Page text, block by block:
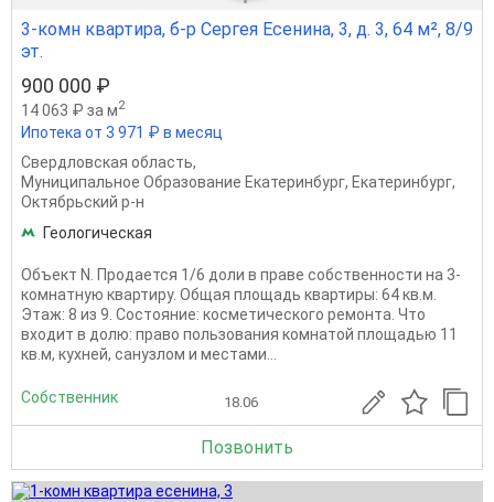
3-комн квартира, б-р Сергея Есенина, 3, д. 3, 64 м², 8/9
эт.
900 000 ₽
14 063 ₽ за м2
Ипотека от 3 971 ₽ в месяц
Свердловская область,
Муниципальное Образование Екатеринбург, Екатеринбург,
Октябрьский р-н
Геологическая
Объект N. Продается 1/6 доли в праве собственности на 3-
комнатную квартиру. Общая площадь квартиры: 64 кв.м.
Этаж: 8 из 9. Состояние: косметического ремонта. Что
входит в долю: право пользования комнатой площадью 11
кв.м, кухней, санузлом и местами...
Собственник 18.06
Позвонить